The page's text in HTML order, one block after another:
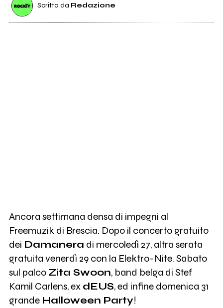
Scritto da Redazione
Ancora settimana densa di impegni al
Freemuzik di Brescia. Dopo il concerto gratuito
dei Damanera di mercoledì 27, altra serata
gratuita venerdì 29 con la Elektro-Nite. Sabato
sul palco Zita Swoon, band belga di Stef
Kamil Carlens, ex dEUS, ed infine domenica 31
grande Halloween Party!